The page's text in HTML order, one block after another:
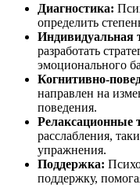
Диагностика:
определить
Индивидуальная
разработать
эмоционального
Когнитивно-
направлен на
поведения.
Релаксационные
расслабления,
упражнения.
Поддержка:
поддержку,